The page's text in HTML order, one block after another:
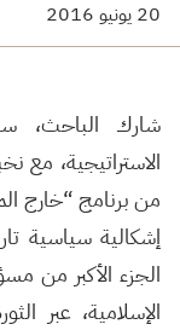
20 يونيو 2016
شارك الباحث،
الاستراتيجية، مع
من برنامج “خارج
إشكالية سياسية
الجزء الأكبر من